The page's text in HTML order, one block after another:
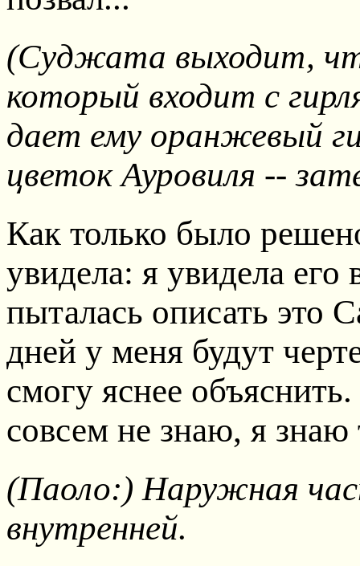
(Суджата выходит,
который входит с
дает ему оранжевый
цветок Ауровиля --
Как только было
увидела: я увидела его
пыталась описать это
дней у меня будут
смогу яснее
совсем не знаю, я знаю
(Паоло:) Наружная
внутренней.